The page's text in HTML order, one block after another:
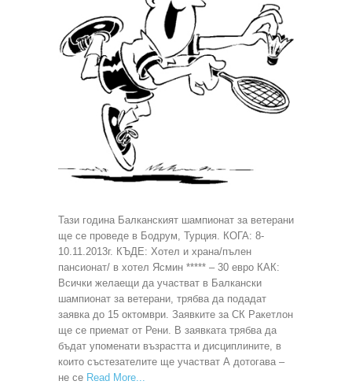
Тази година Балканският шампионат за ветерани
ще се проведе в Бодрум, Турция. КОГА: 8-
10.11.2013г. КЪДЕ: Хотел и храна/пълен
пансионат/ в хотел Ясмин ***** – 30 евро КАК:
Всички желаещи да участват в Балкански
шампионат за ветерани, трябва да подадат
заявка до 15 октомври. Заявките за СК Ракетлон
ще се приемат от Рени. В заявката трябва да
бъдат упоменати възрастта и дисциплините, в
които състезателите ще участват А дотогава –
не се Read More